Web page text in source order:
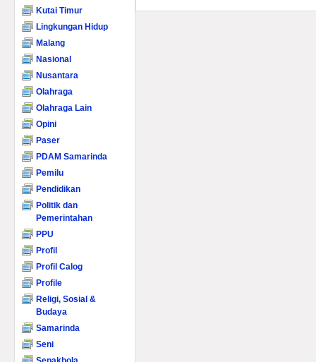
Kutai Timur
Lingkungan Hidup
Malang
Nasional
Nusantara
Olahraga
Olahraga Lain
Opini
Paser
PDAM Samarinda
Pemilu
Pendidikan
Politik dan
Pemerintahan
PPU
Profil
Profil Calog
Profile
Religi, Sosial &
Budaya
Samarinda
Seni